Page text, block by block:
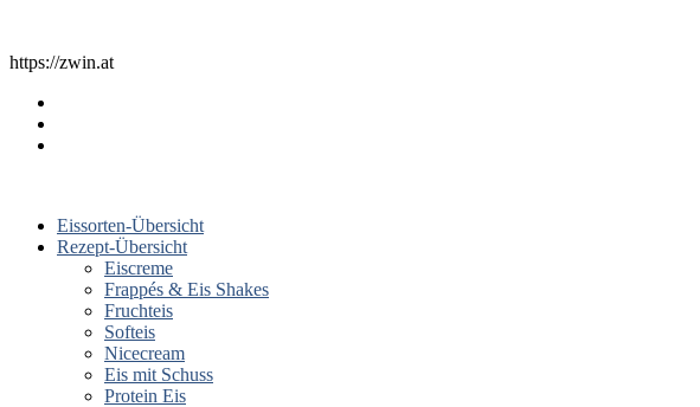
https://zwin.at
Eissorten-Übersicht
Rezept-Übersicht
Eiscreme
Frappés & Eis Shakes
Fruchteis
Softeis
Nicecream
Eis mit Schuss
Protein Eis